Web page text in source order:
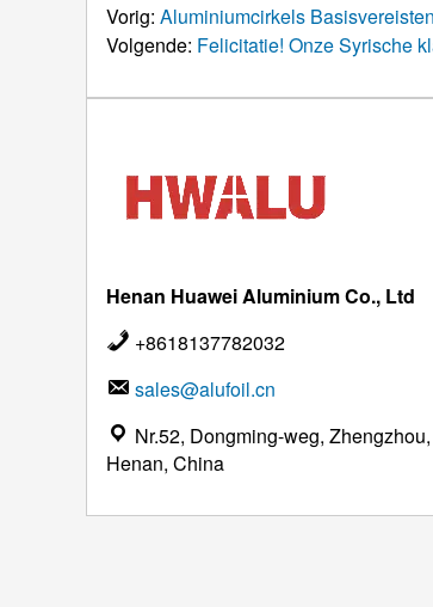
Vorig: Aluminiumcirkels
Volgende: Felicitatie! Onze Syrische
Henan Huawei Aluminium Co., Ltd
+8618137782032
sales@alufoil.cn
Nr.52, Dongming-weg, Zhengzhou,
Henan, China